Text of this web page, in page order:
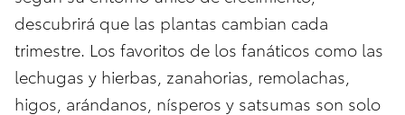
descubrirá que las plantas cambian cada
trimestre. Los favoritos de los fanáticos como las
lechugas y hierbas, zanahorias, remolachas,
higos, arándanos, nísperos y satsumas son solo